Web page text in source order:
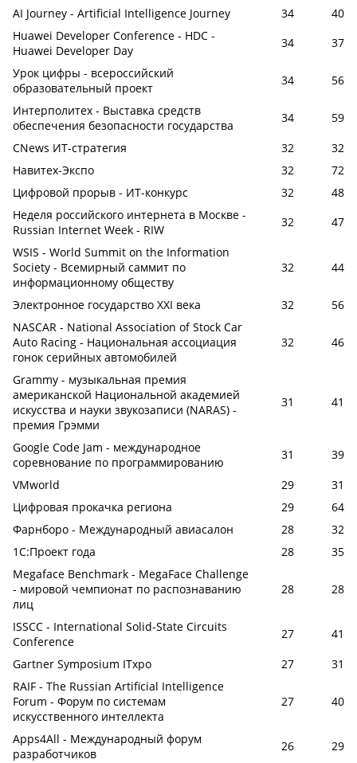
AI Journey - Artificial Intelligence Journey 34
40
Huawei Developer Conference - HDC -
Huawei Developer Day
34
37
Урок цифры - всероссийский
образовательный проект
34
56
Интерполитех - Выставка средств
обеспечения безопасности государства
34
59
CNews ИТ-стратегия
32
32
Навитех-Экспо
32
72
Цифровой прорыв - ИТ-конкурс
32
48
Неделя российского интернета в Москве -
Russian Internet Week - RIW
32
47
WSIS - World Summit on the Information
Society - Всемирный саммит по
информационному обществу
32 44
Электронное государство XXI века 32
56
NASCAR - National Association of Stock Car
Auto Racing - Национальная ассоциация
гонок серийных автомобилей
32 46
Grammy - музыкальная премия
американской Национальной академией
искусства и науки звукозаписи (NARAS) -
премия Грэмми
31 41
Google Code Jam - международное
соревнование по программированию
31
39
VMworld
29
31
Цифровая прокачка региона
29
64
Фарнборо - Международный авиасалон
28
32
1С:Проект года
28
35
Megaface Benchmark - MegaFace Challenge
- мировой чемпионат по распознаванию
лиц
28 28
ISSCC - International Solid-State Circuits
Conference
27
41
Gartner Symposium ITxpo
27
31
RAIF - The Russian Artificial Intelligence
Forum - Форум по системам
искусственного интеллекта
27 40
Apps4All - Международный форум
разработчиков
26
29